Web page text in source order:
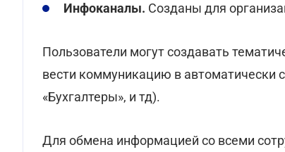
Инфоканалы. Созданы для
Пользователи могут создавать
вести коммуникацию в автоматически
«Бухгалтеры», и тд).
Для обмена информацией со всеми